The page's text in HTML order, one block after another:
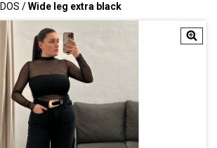
/Wide leg extra black